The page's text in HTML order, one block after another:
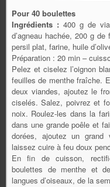
Pour 40 boulettes
Ingrédients : 400 g de
d’agneau hachée, 200 g
persil plat, farine, huile
Préparation : 20 min –
Pelez et ciselez l’oignon
feuilles de menthe fraîche.
deux viandes, ajoutez le
ciselés. Salez, poivrez et
noix. Roulez-les dans la
dans une grande poêle et
dorées, ajoutez un grand
laissez cuire à feu doux
En fin de cuisson,
boulettes de menthe et
langues d’oiseaux, de la